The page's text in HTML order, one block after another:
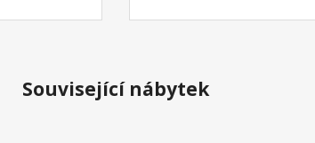
Související nábytek